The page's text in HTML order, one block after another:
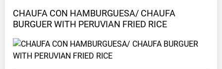
CHAUFA CON HAMBURGUESA/ CHAUFA
BURGUER WITH PERUVIAN FRIED RICE